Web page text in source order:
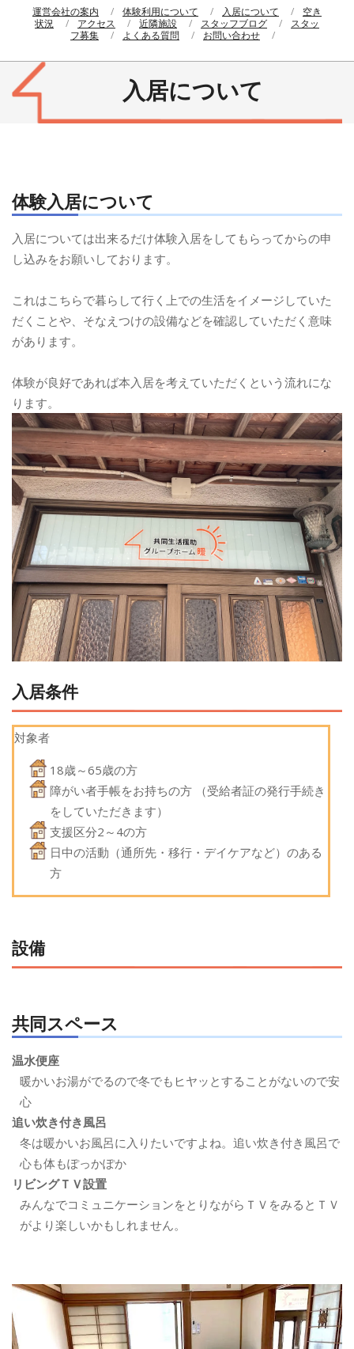
運営会社の案内 体験利用について 入居について
空き
状況
アクセス 近隣施設 スタッフブログ
スタッ
フ募集
よくある質問 お問い合わせ
入居について
体験入居について
入居については出来るだけ体験入居をしてもらってからの申
し込みをお願いしております。
これはこちらで暮らして行く上での生活をイメージしていた
だくことや、そなえつけの設備などを確認していただく意味
があります。
体験が良好であれば本入居を考えていただくという流れにな
ります。
入居条件
対象者
18歳～65歳の方
障がい者手帳をお持ちの方 （受給者証の発行手続き
をしていただきます）
支援区分2～4の方
日中の活動（通所先・移行・デイケアなど）のある
方
設備
共同スペース
温水便座
暖かいお湯がでるので冬でもヒヤッとすることがないので安
心
追い炊き付き風呂
冬は暖かいお風呂に入りたいですよね。追い炊き付き風呂で
心も体もぽっかぽか
リビングＴＶ設置
みんなでコミュニケーションをとりながらＴＶをみるとＴＶ
がより楽しいかもしれません。